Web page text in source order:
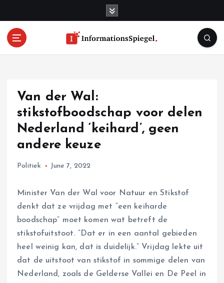
Van der Wal:
stikstofboodschap voor delen
Nederland ‘keihard’, geen
andere keuze
Politiek June 7, 2022
Minister Van der Wal voor Natuur en Stikstof
denkt dat ze vrijdag met “een keiharde
boodschap” moet komen wat betreft de
stikstofuitstoot. “Dat er in een aantal gebieden
heel weinig kan, dat is duidelijk.” Vrijdag lekte uit
dat de uitstoot van stikstof in sommige delen van
Nederland, zoals de Gelderse Vallei en De Peel in